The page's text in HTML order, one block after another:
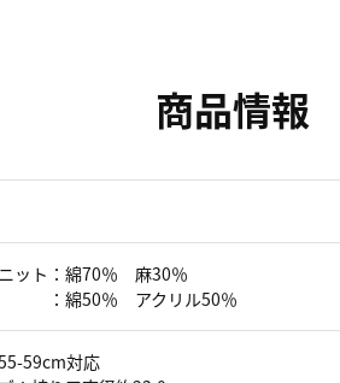
商品情報
ット：綿70％ 麻30％
：綿50％ アクリル50％
59cm対応